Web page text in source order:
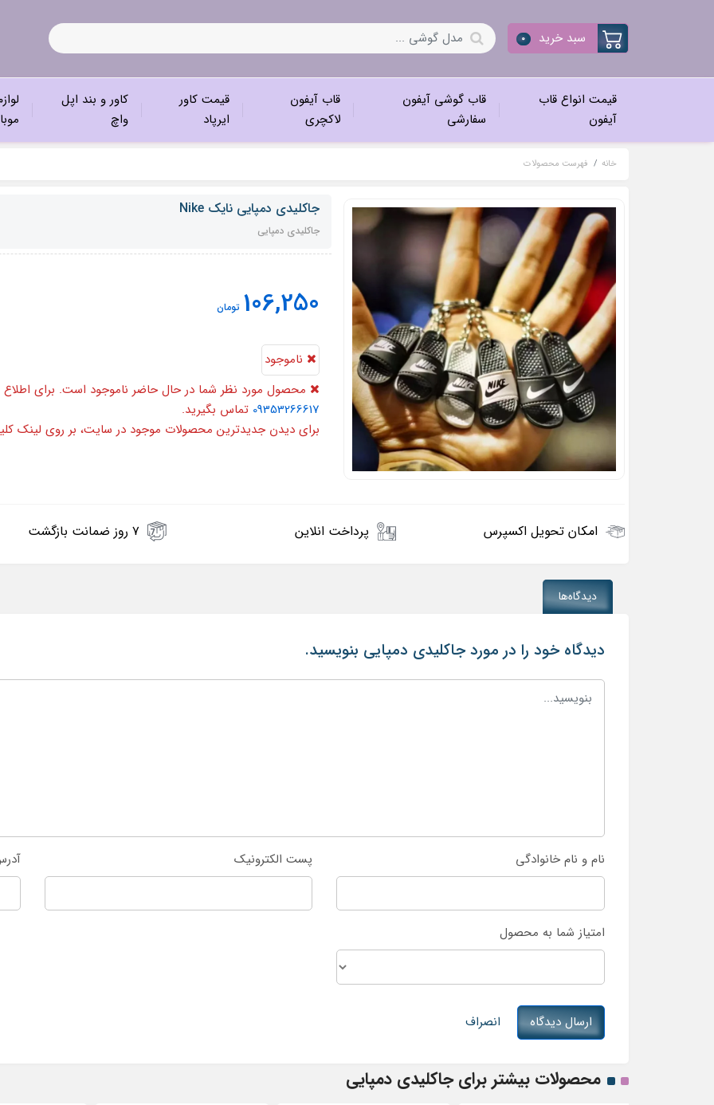
سبد خرید 0
قیمت انواع قاب
آیفون
قاب گوشی آیفون
سفارشی
قاب آیفون
لاکچری
قیمت کاور
ایرپاد
کاور و بند اپل
واچ
خانه فهرست محصولات
جاکلیدی دمپایی نایک Nike
جاکلیدی دمپایی
106,250 تومان
ناموجود
محصول مورد نظر شما در حال حاضر ناموجود است. برای
09353266617 تماس بگیرید.
برای دیدن جدیدترین محصولات موجود در سایت، بر روی لینک
امکان تحویل اکسپرس پرداخت انلاین ۷ روز ضمانت بازگشت
دیدگاه‌ها
دیدگاه خود را در مورد جاکلیدی دمپایی بنویسید.
نام و نام خانوادگی پست الکترونیک
امتیاز شما به محصول
ارسال دیدگاه انصراف
محصولات بیشتر برای جاکلیدی دمپایی